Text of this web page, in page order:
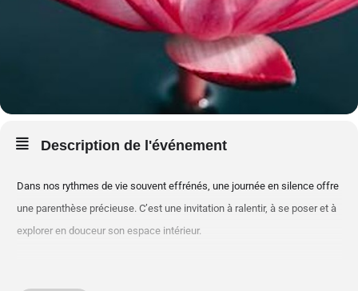
Description de l'événement
Dans nos rythmes de vie souvent effrénés, une journée en silence offre
une parenthèse précieuse. C’est une invitation à ralentir, à se poser et à
explorer en douceur son espace intérieur.